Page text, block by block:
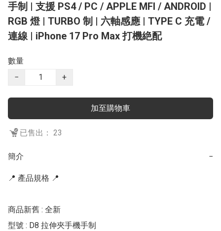
手制 | 支援 PS4 / PC / APPLE MFI / ANDROID |
RGB 燈 | TURBO 制 | 六軸感應 | TYPE C 充電 /
連線 | iPhone 17 Pro Max 打機絶配
數量
−
+
加至購物車
已售出： 23
簡介 −
📍 產品規格 📍
商品新舊 : 全新
型號 : D8 拉伸夾手機手制